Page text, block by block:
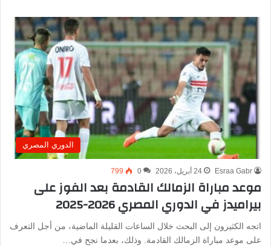
الدوري المصري
Esraa Gabr 24 أبريل، 2026 0
799
موعد مباراة الزمالك القادمة بعد الفوز على
بيراميدز في الدوري المصري 2026-2025
اتجه الكثيرون إلى البحث خلال الساعات القليلة الماضية، من أجل التعرف
على موعد مباراة الزمالك القادمة. وذلك، بعدما نجح في…